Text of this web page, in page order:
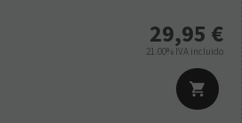
29,95 €
21.00% IVA incluido